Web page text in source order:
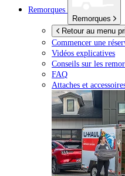
Remorques
Remorques
Retour au menu
Commencer une
Vidéos explicatives
Conseils sur les
FAQ
Attaches et